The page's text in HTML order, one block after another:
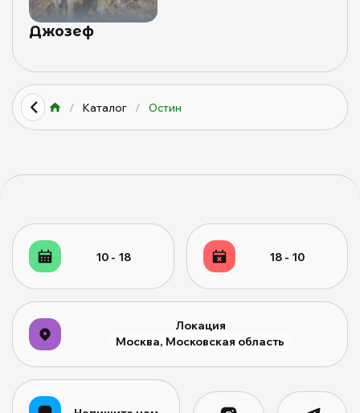
/ Каталог / Остин
Джозеф
10 - 18 18 - 10
Локация
Москва, Московская область